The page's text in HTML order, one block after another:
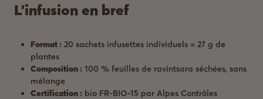
L’infusion en bref
Format : 20 sachets infusettes individuels = 27 g de
plantes
Composition : 100 % feuilles de ravintsara séchées, sans
mélange
Certification : bio FR-BIO-15 par Alpes Contrôles